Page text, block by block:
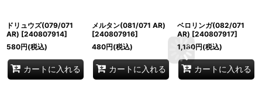
ドリュウズ(079/071
AR) [240807914]
580円(税込)
カートに入れる
メルタン(081/071 AR)
[240807916]
480円(税込)
カートに入れる
ベロリンガ(082/071
AR) [240807917]
1,180円(税込)
カートに入れる